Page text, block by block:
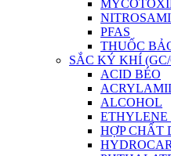
PFAS
THUỐC
SẮC KÝ KHÍ
ACID BÉO
ALCOHOL
ETHYLENE
HỢP CHẤT